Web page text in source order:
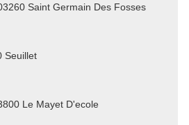
Saint Germain Des Fosses
Seuillet
Le Mayet D'ecole